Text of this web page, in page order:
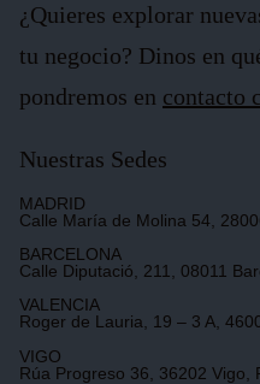
¿Quieres explorar
tu negocio? Dinos en
pondremos en contacto
Nuestras Sedes
MADRID
Calle María de Molina 54,
BARCELONA
Calle Diputació, 211, 08011
VALENCIA
Roger de Lauria, 19 – 3 A,
VIGO
Rúa Progreso 36, 36202 Vigo,